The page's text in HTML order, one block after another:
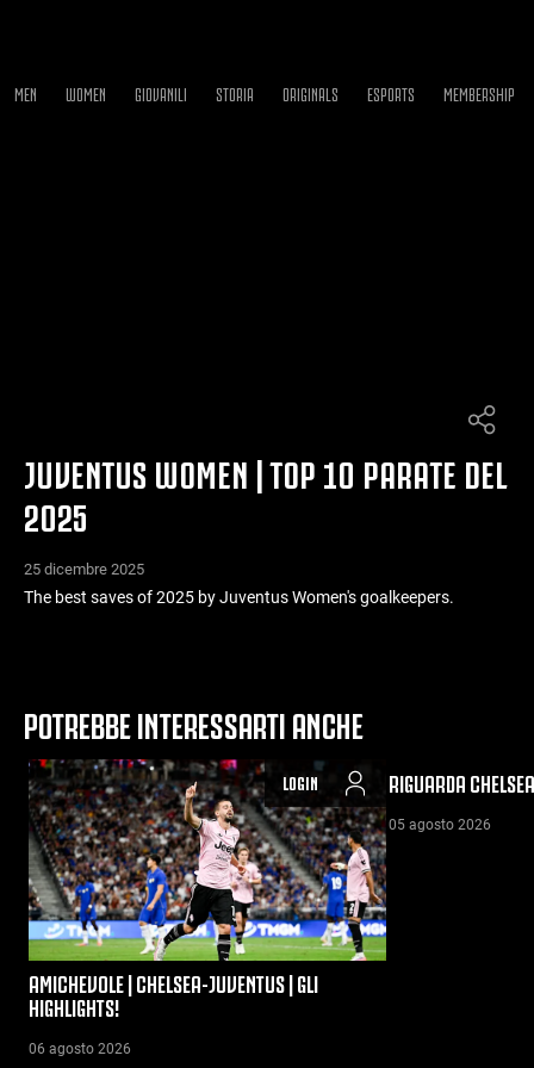
MEN WOMEN GIOVANILI STORIA ORIGINALS ESPORTS MEMBERSHIP
JUVENTUS WOMEN | TOP 10 PARATE DEL
2025
25 dicembre 2025
The best saves of 2025 by Juventus Women's goalkeepers.
POTREBBE INTERESSARTI ANCHE
LOGIN
AMICHEVOLE | CHELSEA-JUVENTUS | GLI
HIGHLIGHTS!
06 agosto 2026
RIGUARDA
05 agosto 2026